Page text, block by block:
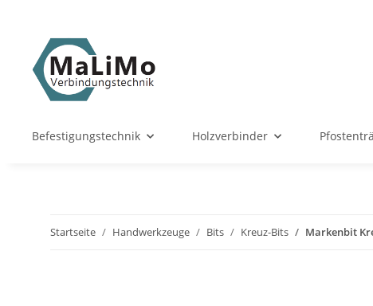
Befestigungstechnik Holzverbinder
Startseite Handwerkzeuge Bits Kreuz-Bits Markenbit